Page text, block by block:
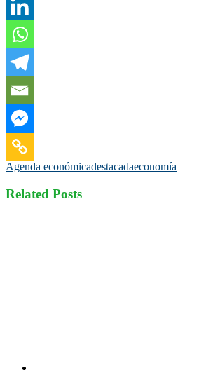
Agenda económicadestacadaeconomía
Related Posts